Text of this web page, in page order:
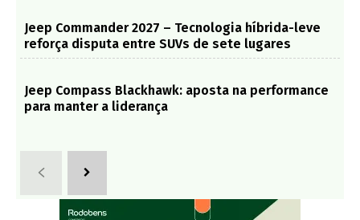
Jeep Commander 2027 – Tecnologia híbrida-leve
reforça disputa entre SUVs de sete lugares
Jeep Compass Blackhawk: aposta na performance
para manter a liderança